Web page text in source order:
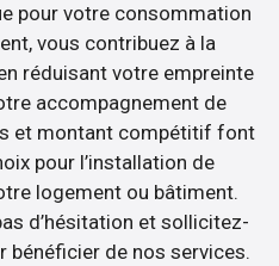
pour votre consommation
vous contribuez à la
réduisant votre empreinte
accompagnement de
et montant compétitif font
pour l’installation de
logement ou bâtiment.
d’hésitation et sollicitez-
bénéficier de nos services.